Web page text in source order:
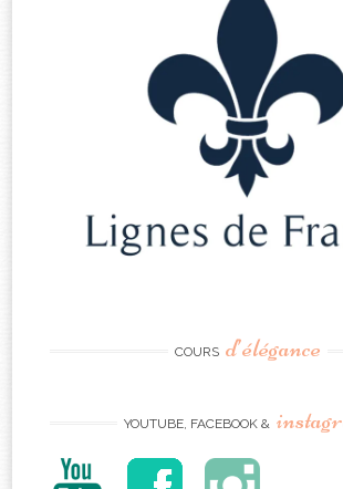
COURS d’élégance
YOUTUBE, FACEBOOK &